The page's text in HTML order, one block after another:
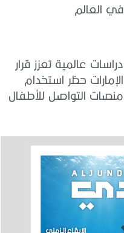
في العالم
دراسات عالمية تعزز قرار
الإمارات حظر استخدام
منصات التواصل للأطفال